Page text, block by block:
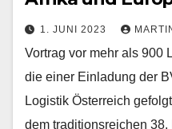
1. JUNI 2023
Vortrag vor mehr als 900
die einer Einladung der
Logistik Österreich
dem traditionsreichen